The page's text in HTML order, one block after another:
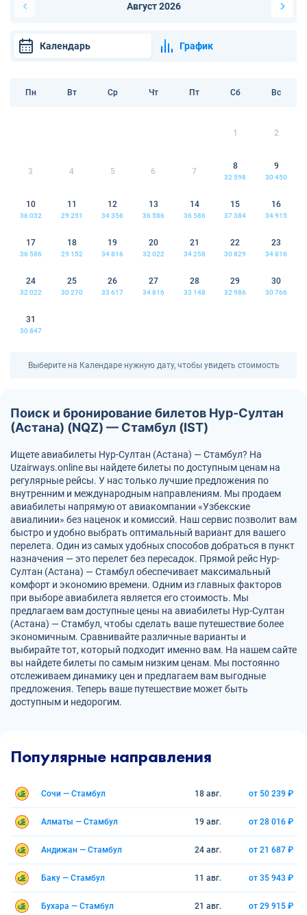
Август 2026
Календарь График
Пн Вт Ср Чт Пт Сб Вс
1 2
3 4 5 6 7
8
32 598
9
30 450
10
36 032
11
29 251
12
34 356
13
36 586
14
36 586
15
37 384
16
34 915
17
36 586
18
29 152
19
34 816
20
32 022
21
34 258
22
30 829
23
34 816
24
32 022
25
30 270
26
33 617
27
34 816
28
33 148
29
32 986
30
30 766
31
30 847
Выберите на Календаре нужную дату, чтобы увидеть стоимость
Поиск и бронирование билетов Нур-Султан
(Астана) (NQZ) — Стамбул (IST)
Ищете авиабилеты Нур-Султан (Астана) — Стамбул? На
Uzairways.online вы найдете билеты по доступным ценам на
регулярные рейсы. У нас только лучшие предложения по
внутренним и международным направлениям. Мы продаем
авиабилеты напрямую от авиакомпании «Узбекские
авиалинии» без наценок и комиссий. Наш сервис позволит вам
быстро и удобно выбрать оптимальный вариант для вашего
перелета. Один из самых удобных способов добраться в пункт
назначения — это перелет без пересадок. Прямой рейс Нур-
Султан (Астана) — Стамбул обеспечивает максимальный
комфорт и экономию времени. Одним из главных факторов
при выборе авиабилета является его стоимость. Мы
предлагаем вам доступные цены на авиабилеты Нур-Султан
(Астана) — Стамбул, чтобы сделать ваше путешествие более
экономичным. Сравнивайте различные варианты и
выбирайте тот, который подходит именно вам. На нашем сайте
вы найдете билеты по самым низким ценам. Мы постоянно
отслеживаем динамику цен и предлагаем вам выгодные
предложения. Теперь ваше путешествие может быть
доступным и недорогим.
Популярные направления
Сочи — Стамбул 18 авг. от 50 239 ₽
Алматы — Стамбул 19 авг. от 28 016 ₽
Андижан — Стамбул 24 авг. от 21 687 ₽
Баку — Стамбул 11 авг. от 35 943 ₽
Бухара — Стамбул 21 авг. от 29 915 ₽